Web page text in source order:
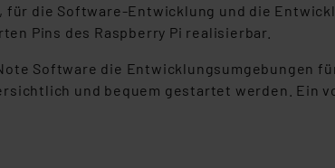
die Software-Entwicklung und die
Pins des Raspberry Pi realisierbar.
Software die Entwicklungsumgebungen
und bequem gestartet werden. Ein